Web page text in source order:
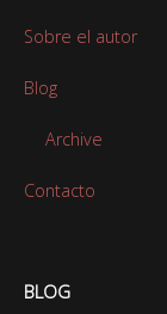
Sobre el autor
Blog
Archive
Contacto
BLOG